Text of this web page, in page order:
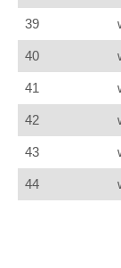
39
40
41
42
43
44